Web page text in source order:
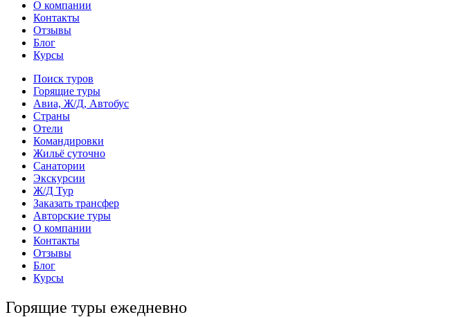
О компании
Контакты
Отзывы
Блог
Курсы
Поиск туров
Горящие туры
Авиа, Ж/Д, Автобус
Страны
Отели
Командировки
Жильё суточно
Санатории
Экскурсии
Ж/Д Тур
Заказать трансфер
Авторские туры
О компании
Контакты
Отзывы
Блог
Курсы
Горящие туры ежедневно